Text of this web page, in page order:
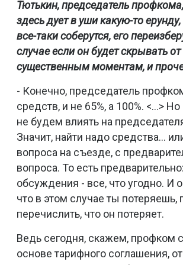
Тютькин, председатель
здесь дует в уши какую-то
все-таки соберутся, его
случае если он будет скрывать
существенным моментам, и
- Конечно, председатель
средств, и не 65%, а 100%. <…>
не будем влиять на
Значит, найти надо средства...
вопроса на съезде, с
вопроса. То есть
обсуждения - все, что угодно. И
что в этом случае ты
перечислить, что он потеряет.
Ведь сегодня, скажем, профком
основе тарифного соглашения,